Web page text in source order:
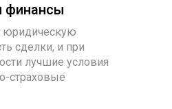
юридическую
сделки, и при
лучшие условия
страховые
финансы